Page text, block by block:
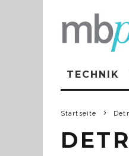
TECHNIK
Startseite